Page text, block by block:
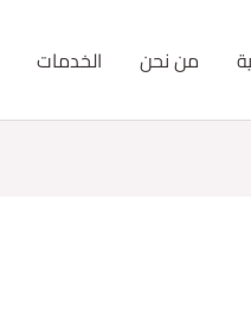
من نحن الخدمات